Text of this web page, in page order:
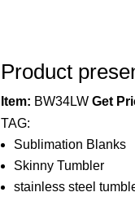
Product
Item: BW34LW Get
TAG:
Sublimation Blanks
Skinny Tumbler
stainless steel